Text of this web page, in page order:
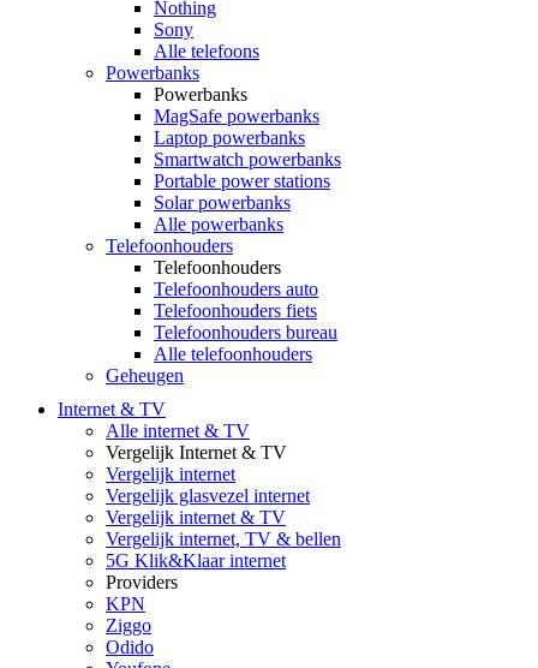
Nothing
Sony
Alle telefoons
Powerbanks
Powerbanks
MagSafe powerbanks
Laptop powerbanks
Smartwatch powerbanks
Portable power stations
Solar powerbanks
Alle powerbanks
Telefoonhouders
Telefoonhouders
Telefoonhouders auto
Telefoonhouders fiets
Telefoonhouders bureau
Alle telefoonhouders
Geheugen
Internet & TV
Alle internet & TV
Vergelijk Internet & TV
Vergelijk internet
Vergelijk glasvezel internet
Vergelijk internet & TV
Vergelijk internet, TV & bellen
5G Klik&Klaar internet
Providers
KPN
Ziggo
Odido